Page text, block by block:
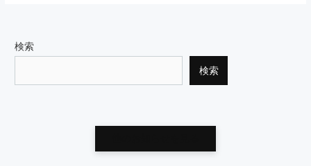
検索
検索